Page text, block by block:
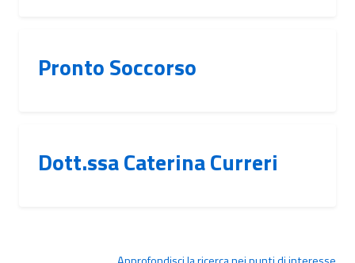
Pronto Soccorso
Dott.ssa Caterina Curreri